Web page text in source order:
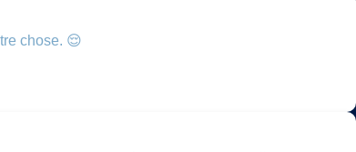
chose. 😌